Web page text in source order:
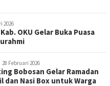
2026
OKU Gelar Buka Puasa
28 Februari 2026
Bobosan Gelar Ramadan
dan Nasi Box untuk Warga